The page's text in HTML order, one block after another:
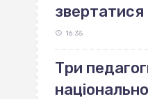
звертатися
16:35
Три